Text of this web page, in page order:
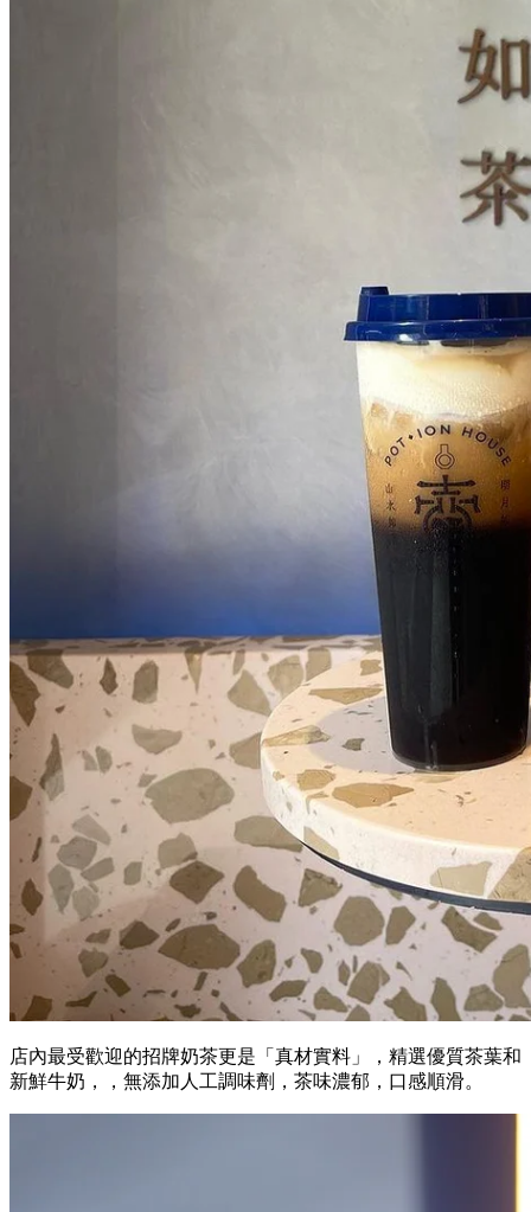
店內最受歡迎的招牌奶茶更是「真材實料」，精選優質茶葉和
新鮮牛奶，，無添加人工調味劑，茶味濃郁，口感順滑。